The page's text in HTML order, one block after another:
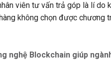
viên tư vấn trả góp là lí do
không chọn được chương
nghệ Blockchain giúp